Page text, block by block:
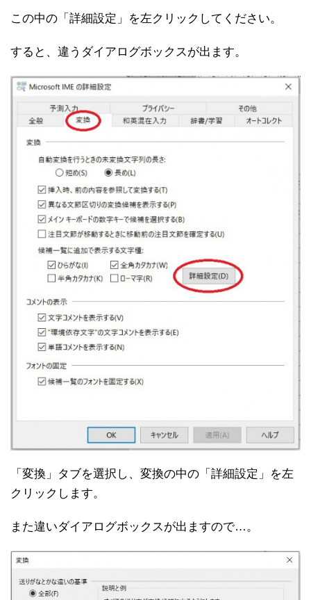
この中の「詳細設定」を左クリックしてください。
すると、違うダイアログボックスが出ます。
「変換」タブを選択し、変換の中の「詳細設定」を左
クリックします。
また違いダイアログボックスが出ますので…。